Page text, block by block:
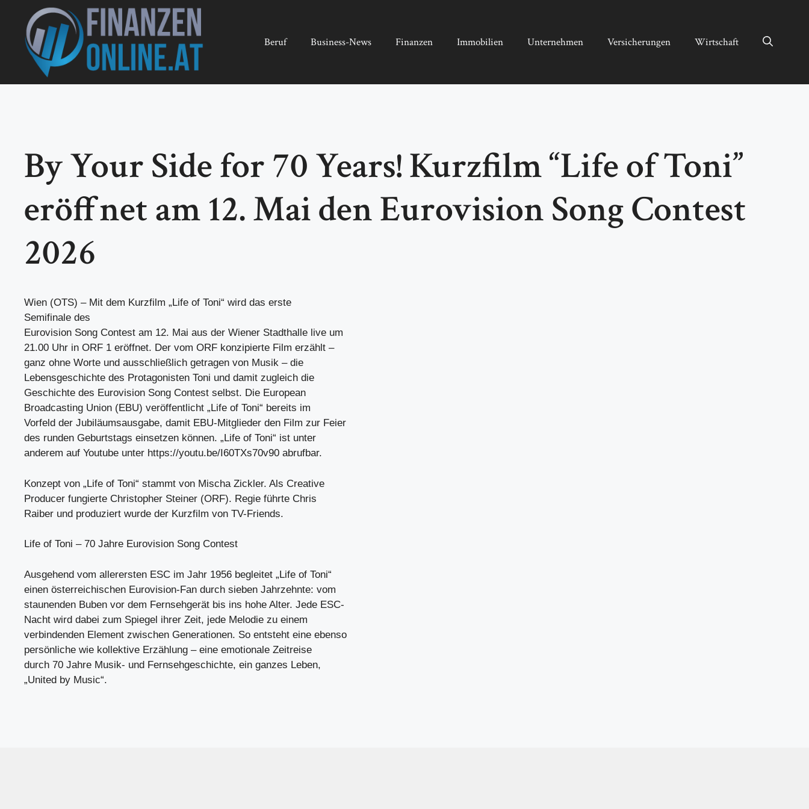
springen
Beruf Business-News Finanzen Immobilien Unternehmen Versicherungen Wirtschaft
By Your Side for 70 Years! Kurzfilm “Life of Toni”
eröffnet am 12. Mai den Eurovision Song Contest
2026
Wien (OTS) – Mit dem Kurzfilm „Life of Toni“ wird das erste
Semifinale des
Eurovision Song Contest am 12. Mai aus der Wiener Stadthalle live um
21.00 Uhr in ORF 1 eröffnet. Der vom ORF konzipierte Film erzählt –
ganz ohne Worte und ausschließlich getragen von Musik – die
Lebensgeschichte des Protagonisten Toni und damit zugleich die
Geschichte des Eurovision Song Contest selbst. Die European
Broadcasting Union (EBU) veröffentlicht „Life of Toni“ bereits im
Vorfeld der Jubiläumsausgabe, damit EBU-Mitglieder den Film zur Feier
des runden Geburtstags einsetzen können. „Life of Toni“ ist unter
anderem auf Youtube unter https://youtu.be/I60TXs70v90 abrufbar.
Konzept von „Life of Toni“ stammt von Mischa Zickler. Als Creative
Producer fungierte Christopher Steiner (ORF). Regie führte Chris
Raiber und produziert wurde der Kurzfilm von TV-Friends.
Life of Toni – 70 Jahre Eurovision Song Contest
Ausgehend vom allerersten ESC im Jahr 1956 begleitet „Life of Toni“
einen österreichischen Eurovision-Fan durch sieben Jahrzehnte: vom
staunenden Buben vor dem Fernsehgerät bis ins hohe Alter. Jede ESC-
Nacht wird dabei zum Spiegel ihrer Zeit, jede Melodie zu einem
verbindenden Element zwischen Generationen. So entsteht eine ebenso
persönliche wie kollektive Erzählung – eine emotionale Zeitreise
durch 70 Jahre Musik- und Fernsehgeschichte, ein ganzes Leben,
„United by Music“.